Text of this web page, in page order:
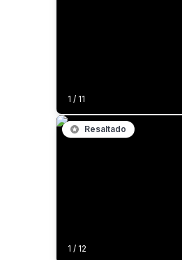
1 / 11
1 / 12
Resaltado